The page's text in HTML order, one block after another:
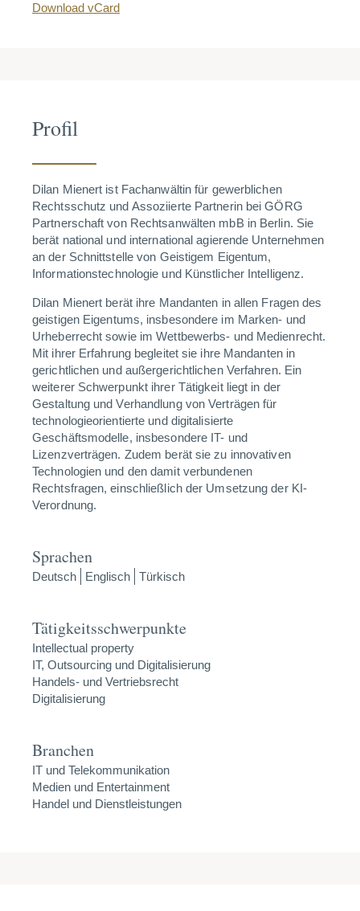
Download vCard
Profil
Dilan Mienert ist Fachanwältin für gewerblichen
Rechtsschutz und Assoziierte Partnerin bei GÖRG
Partnerschaft von Rechtsanwälten mbB in Berlin. Sie
berät national und international agierende Unternehmen
an der Schnittstelle von Geistigem Eigentum,
Informationstechnologie und Künstlicher Intelligenz.
Dilan Mienert berät ihre Mandanten in allen Fragen des
geistigen Eigentums, insbesondere im Marken- und
Urheberrecht sowie im Wettbewerbs- und Medienrecht.
Mit ihrer Erfahrung begleitet sie ihre Mandanten in
gerichtlichen und außergerichtlichen Verfahren. Ein
weiterer Schwerpunkt ihrer Tätigkeit liegt in der
Gestaltung und Verhandlung von Verträgen für
technologieorientierte und digitalisierte
Geschäftsmodelle, insbesondere IT- und
Lizenzverträgen. Zudem berät sie zu innovativen
Technologien und den damit verbundenen
Rechtsfragen, einschließlich der Umsetzung der KI-
Verordnung.
Sprachen
Deutsch Englisch Türkisch
Tätigkeitsschwerpunkte
Intellectual property
IT, Outsourcing und Digitalisierung
Handels- und Vertriebsrecht
Digitalisierung
Branchen
IT und Telekommunikation
Medien und Entertainment
Handel und Dienstleistungen